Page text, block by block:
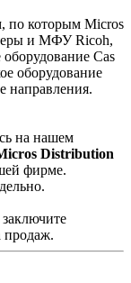
по которым Micros
и МФУ Ricoh,
Cas
оборудование
направления.
на нашем
Distribution
фирме.
продаж.